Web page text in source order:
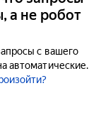
а не робот
с вашего
автоматические.